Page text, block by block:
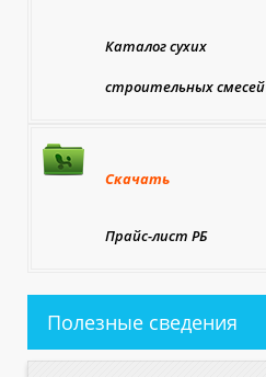
Каталог сухих
строительных смесей
Скачать
Прайс-лист РБ
Полезные сведения